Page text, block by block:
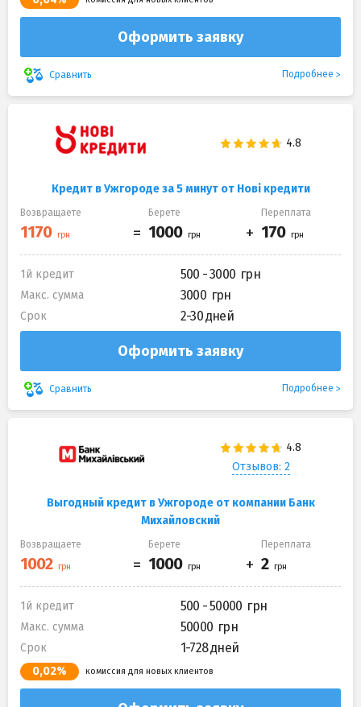
Оформить заявку
Сравнить Подробнее
Кредит в Ужгороде за 5 минут от Нові кредити
Возвращаете Берете Переплата
1й кредит 500 - 3000
Макс. сумма 3000
Срок 2-30 дней
Оформить заявку
Сравнить Подробнее
Отзывов: 2
Выгодный кредит в Ужгороде от компании Банк
Михайловский
Возвращаете Берете Переплата
1й кредит 500 - 50000
Макс. сумма 50000
Срок 1-728 дней
0,02% комиссия для новых клиентов